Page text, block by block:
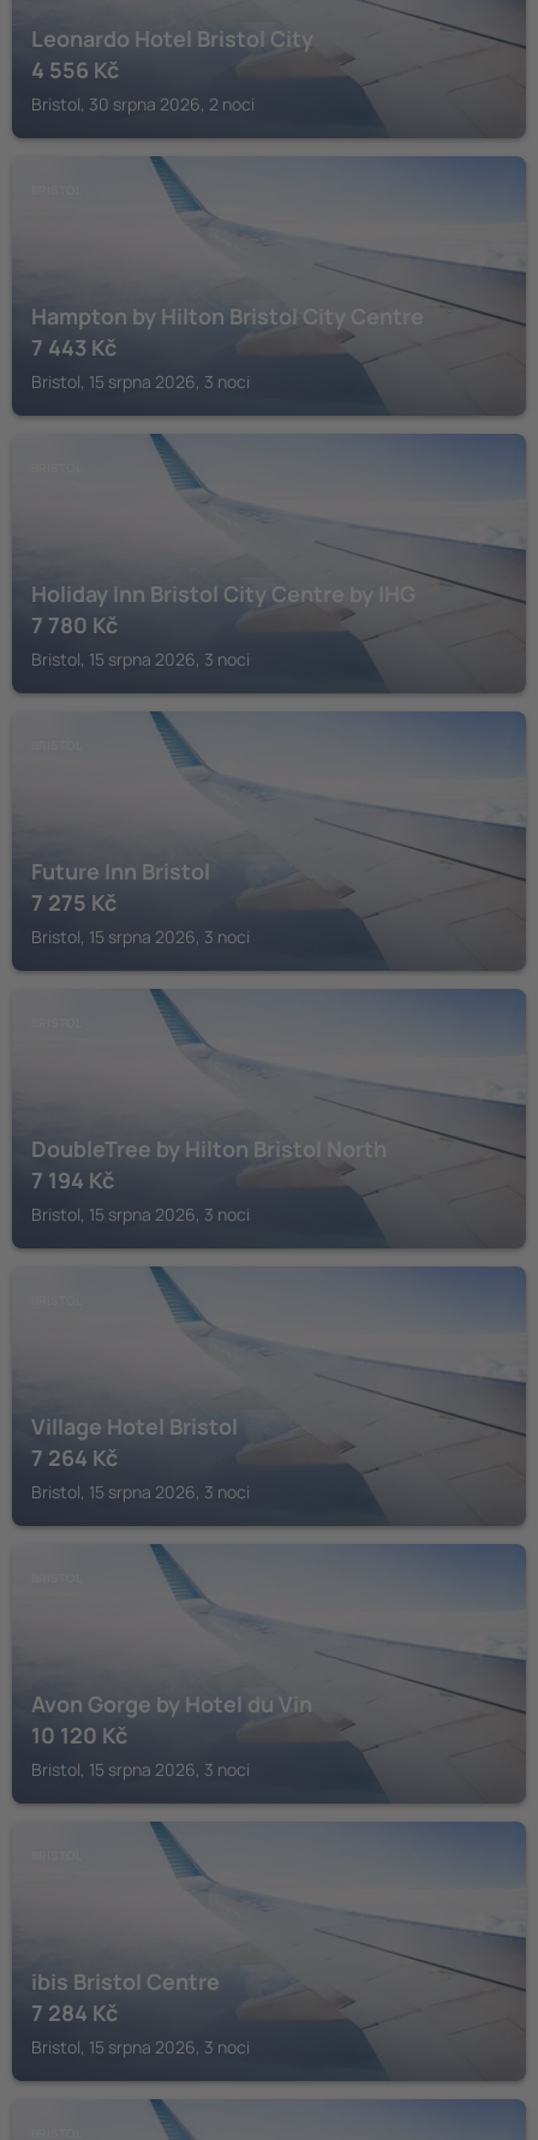
Leonardo Hotel Bristol City
4 556 Kč
Bristol, 30 srpna 2026, 2 noci
Hampton by Hilton Bristol City Centre
7 443 Kč
Bristol, 15 srpna 2026, 3 noci
Holiday Inn Bristol City Centre by IHG
7 780 Kč
Bristol, 15 srpna 2026, 3 noci
Future Inn Bristol
7 275 Kč
Bristol, 15 srpna 2026, 3 noci
DoubleTree by Hilton Bristol North
7 194 Kč
Bristol, 15 srpna 2026, 3 noci
Village Hotel Bristol
7 264 Kč
Bristol, 15 srpna 2026, 3 noci
Avon Gorge by Hotel du Vin
10 120 Kč
Bristol, 15 srpna 2026, 3 noci
ibis Bristol Centre
7 284 Kč
Bristol, 15 srpna 2026, 3 noci